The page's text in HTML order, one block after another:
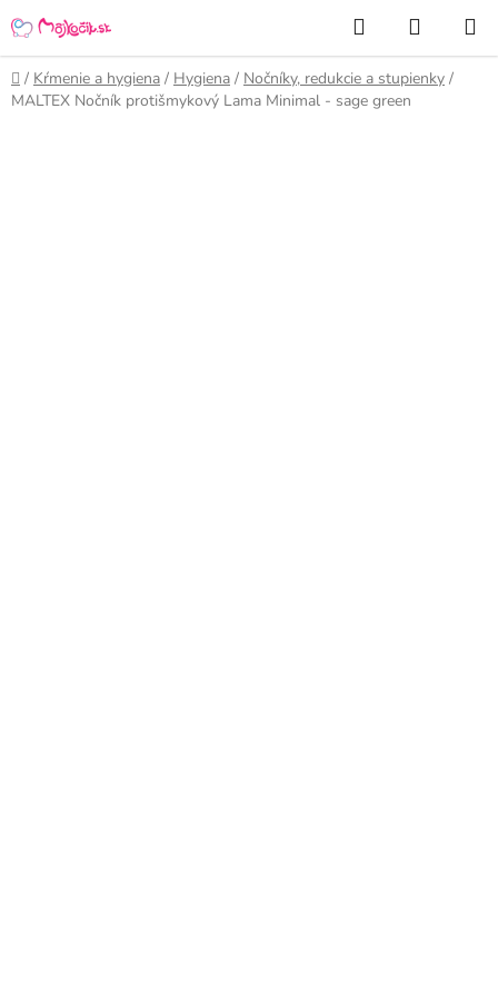
na
obsah
Hľadať
KOŠÍK
Domov
/ Kŕmenie a hygiena / Hygiena / Nočníky, redukcie a stupienky /
MALTEX Nočník protišmykový Lama Minimal - sage green